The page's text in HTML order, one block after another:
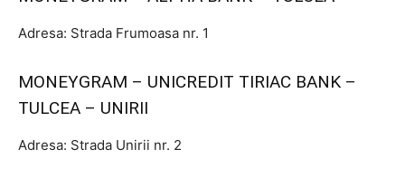
Adresa: Strada Frumoasa nr. 1
MONEYGRAM – UNICREDIT TIRIAC BANK –
TULCEA – UNIRII
Adresa: Strada Unirii nr. 2